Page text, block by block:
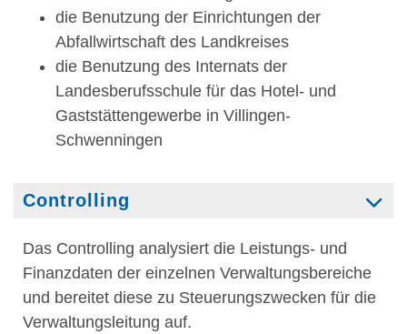
die Benutzung der Einrichtungen der
Abfallwirtschaft des Landkreises
die Benutzung des Internats der
Landesberufsschule für das Hotel- und
Gaststättengewerbe in Villingen-
Schwenningen
Controlling
Das Controlling analysiert die Leistungs- und
Finanzdaten der einzelnen Verwaltungsbereiche
und bereitet diese zu Steuerungszwecken für die
Verwaltungsleitung auf.